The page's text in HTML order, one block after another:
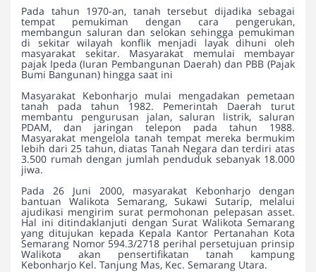
Pada tahun 1970-an, tanah tersebut dijadika sebagai
tempat pemukiman dengan cara pengerukan,
membangun saluran dan selokan sehingga pemukiman
di sekitar wilayah konflik menjadi layak dihuni oleh
masyarakat sekitar. Masyarakat memulai membayar
pajak Ipeda (Iuran Pembangunan Daerah) dan PBB (Pajak
Bumi Bangunan) hingga saat ini
Masyarakat Kebonharjo mulai mengadakan pemetaan
tanah pada tahun 1982. Pemerintah Daerah turut
membantu pengurusan jalan, saluran listrik, saluran
PDAM, dan jaringan telepon pada tahun 1988.
Masyarakat mengelola tanah tempat mereka bermukim
lebih dari 25 tahun, diatas Tanah Negara dan terdiri atas
3.500 rumah dengan jumlah penduduk sebanyak 18.000
jiwa.
Pada 26 Juni 2000, masyarakat Kebonharjo dengan
bantuan Walikota Semarang, Sukawi Sutarip, melalui
ajudikasi mengirim surat permohonan pelepasan asset.
Hal ini ditindaklanjuti dengan Surat Walikota Semarang
yang ditujukan kepada Kepala Kantor Pertanahan Kota
Semarang Nomor 594.3/2718 perihal persetujuan prinsip
Walikota akan pensertifikatan tanah kampung
Kebonharjo Kel. Tanjung Mas, Kec. Semarang Utara.